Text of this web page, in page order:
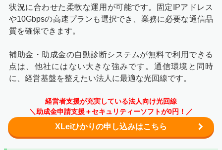
状況に合わせた柔軟な運用が可能です。固定IPアドレス
や10Gbpsの高速プランも選択でき、業務に必要な通信品
質を確保できます。
補助金・助成金の自動診断システムが無料で利用できる
点は、他社にはない大きな強みです。通信環境と同時
に、経営基盤を整えたい法人に最適な光回線です。
経営者支援が充実している法人向け光回線
＼助成金申請支援＋セキュリティーソフトが0円！／
XLeiひかりの申し込みはこちら